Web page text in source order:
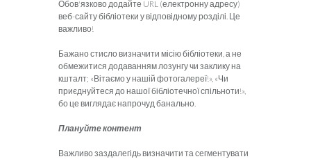
Обов'язково додайте URL (електронну адресу)
веб-сайту бібліотеки у відповідному розділі. Це
важливо!
Бажано стисло визначити місію бібліотеки, а не
обмежитися додаванням лозунгу чи заклику на
кшталт; «Вітаємо у нашій фотогалереї!», «Чи
приєднуйтеся до нашої бібліотечної спільноти!»,
бо це виг­лядає напрочуд банально.
Плануйте контент
Важливо заздалегідь визначити та сегментувати